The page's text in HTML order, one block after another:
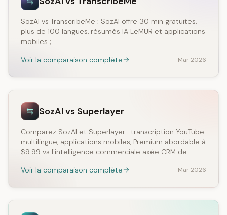
SozAI vs TranscribeMe : SozAI offre 30 min gratuites,
plus de 100 langues, résumés IA LeMUR et applications
mobiles ;…
Voir la comparaison complète
Mar 2026
SozAI vs Superlayer
Comparez SozAI et Superlayer : transcription YouTube
multilingue, applications mobiles, Premium abordable à
$9.99 vs l'intelligence commerciale axée CRM de…
Voir la comparaison complète
Mar 2026